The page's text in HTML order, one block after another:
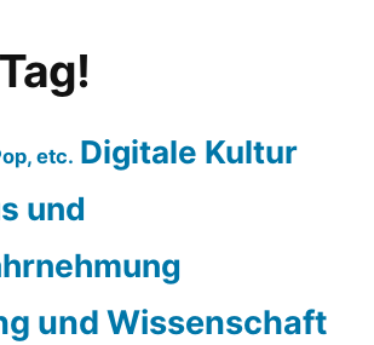
etc. Digitale Kultur
und
und Wissenschaft